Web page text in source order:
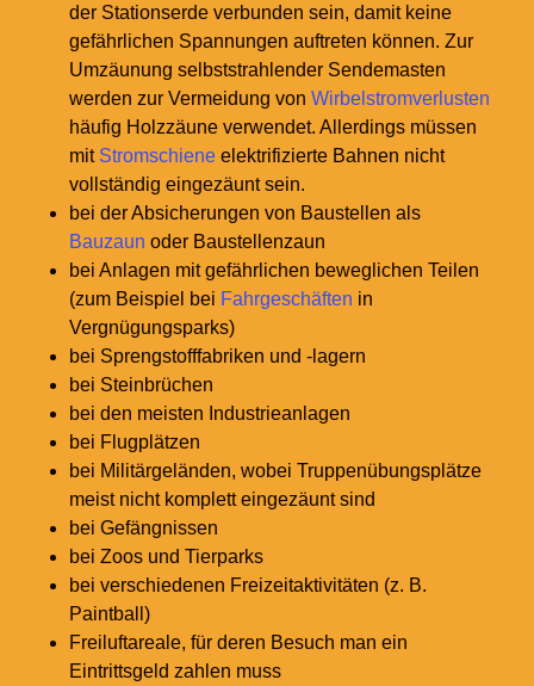
der Stationserde verbunden sein, damit keine
gefährlichen Spannungen auftreten können. Zur
Umzäunung selbststrahlender Sendemasten
werden zur Vermeidung von Wirbelstromverlusten
häufig Holzzäune verwendet. Allerdings müssen
mit Stromschiene elektrifizierte Bahnen nicht
vollständig eingezäunt sein.
bei der Absicherungen von Baustellen als
Bauzaun oder Baustellenzaun
bei Anlagen mit gefährlichen beweglichen Teilen
(zum Beispiel bei Fahrgeschäften in
Vergnügungsparks)
bei Sprengstofffabriken und -lagern
bei Steinbrüchen
bei den meisten Industrieanlagen
bei Flugplätzen
bei Militärgeländen, wobei Truppenübungsplätze
meist nicht komplett eingezäunt sind
bei Gefängnissen
bei Zoos und Tierparks
bei verschiedenen Freizeitaktivitäten (z. B.
Paintball)
Freiluftareale, für deren Besuch man ein
Eintrittsgeld zahlen muss